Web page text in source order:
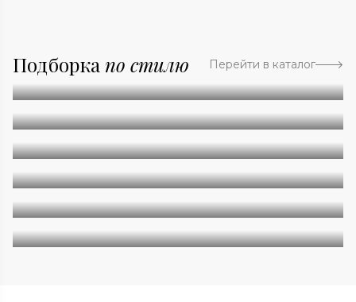
Подборка по стилю Перейти в каталог
Абстракция
Однотонные
Геометрия
Классические
Современные
Дизайнерские